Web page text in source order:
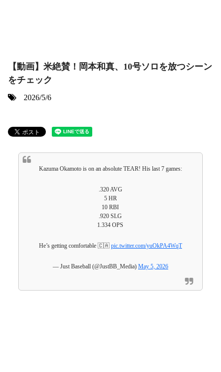
【動画】米絶賛！岡本和真、10号ソロを放つシーン
をチェック
2026/5/6
Kazuma Okamoto is on an absolute TEAR! His last 7 games:
.320 AVG
5 HR
10 RBI
.920 SLG
1.334 OPS
He’s getting comfortable 🇨🇦 pic.twitter.com/yuOkPA4WqT
— Just Baseball (@JustBB_Media) May 5, 2026